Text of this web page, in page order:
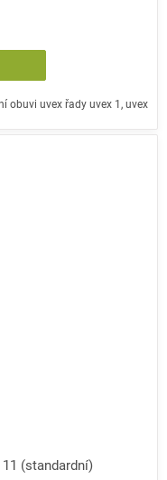
obuvi uvex řady uvex 1, uvex
11 (standardní)